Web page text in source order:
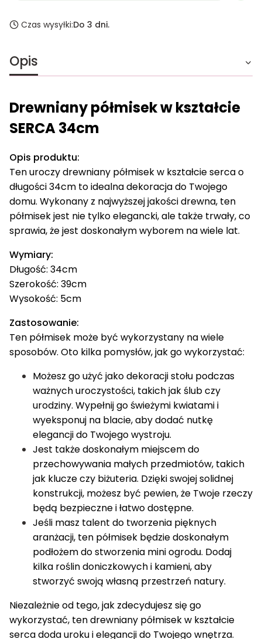
Czas wysyłki:Do 3 dni.
Opis
Drewniany półmisek w kształcie
SERCA 34cm
Opis produktu:
Ten uroczy drewniany półmisek w kształcie serca o
długości 34cm to idealna dekoracja do Twojego
domu. Wykonany z najwyższej jakości drewna, ten
półmisek jest nie tylko elegancki, ale także trwały, co
sprawia, że jest doskonałym wyborem na wiele lat.
Wymiary:
Długość: 34cm
Szerokość: 39cm
Wysokość: 5cm
Zastosowanie:
Ten półmisek może być wykorzystany na wiele
sposobów. Oto kilka pomysłów, jak go wykorzystać:
Możesz go użyć jako dekoracji stołu podczas
ważnych uroczystości, takich jak ślub czy
urodziny. Wypełnij go świeżymi kwiatami i
wyeksponuj na blacie, aby dodać nutkę
elegancji do Twojego wystroju.
Jest także doskonałym miejscem do
przechowywania małych przedmiotów, takich
jak klucze czy biżuteria. Dzięki swojej solidnej
konstrukcji, możesz być pewien, że Twoje rzeczy
będą bezpieczne i łatwo dostępne.
Jeśli masz talent do tworzenia pięknych
aranżacji, ten półmisek będzie doskonałym
podłożem do stworzenia mini ogrodu. Dodaj
kilka roślin doniczkowych i kamieni, aby
stworzyć swoją własną przestrzeń natury.
Niezależnie od tego, jak zdecydujesz się go
wykorzystać, ten drewniany półmisek w kształcie
serca doda uroku i elegancji do Twojego wnętrza.